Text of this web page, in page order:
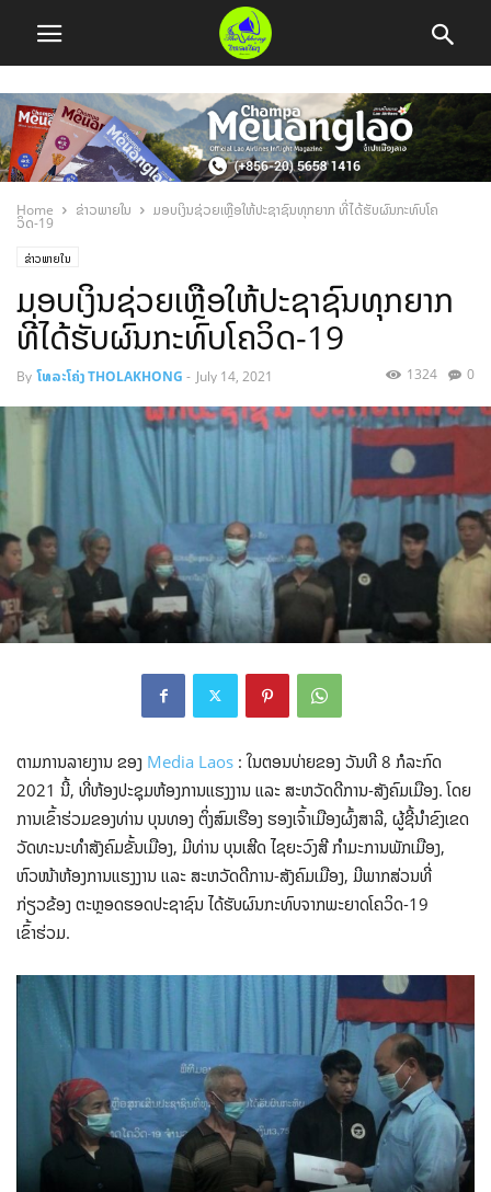
Home ຂ່າວພາຍໃນ ມອບເງິນຊ່ວຍເຫຼືອໃຫ້ປະຊາຊົນທຸກຍາກ ທີ່ໄດ້ຮັບຜົນກະທົບໂຄ
ວິດ-19
ຂ່າວພາຍໃນ
ມອບເງິນຊ່ວຍເຫຼືອໃຫ້ປະຊາຊົນທຸກຍາກ
ທີ່ໄດ້ຮັບຜົນກະທົບໂຄວິດ-19
By ໂທລະໂຄ່ງ THOLAKHONG - July 14, 2021 0
1324
ຕາມການລາຍງານ ຂອງ Media Laos : ໃນຕອນບ່າຍຂອງ ວັນທີ 8 ກໍລະກົດ
2021 ນີ້, ທີ່ຫ້ອງປະຊຸມຫ້ອງການແຮງງານ ແລະ ສະຫວັດດີການ-ສັງຄົມເມືອງ. ໂດຍ
ການເຂົ້າຮ່ວມຂອງທ່ານ ບຸນທອງ ຕິ່ງສົມເຮືອງ ຮອງເຈົ້າເມືອງຜົ້ງສາລີ, ຜູ້ຊີ້ນຳຂົງເຂດ
ວັດທະນະທຳສັງຄົມຂັ້ນເມືອງ, ມີທ່ານ ບຸນເສີດ ໄຊຍະວົງສີ ກຳມະການພັກເມືອງ,
ຫົວໜ້າຫ້ອງການແຮງງານ ແລະ ສະຫວັດດີການ-ສັງຄົມເມືອງ, ມີພາກສ່ວນທີ່
ກ່ຽວຂ້ອງ ຕະຫຼອດຮອດປະຊາຊົນ ໄດ້ຮັບຜົນກະທົບຈາກພະຍາດໂຄວິດ-19
ເຂົ້າຮ່ວມ.